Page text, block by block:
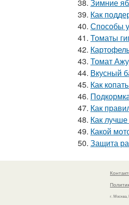
38. Зимние
39. Как
40. Способы
41. Томаты
42.
43. Томат
44. Вкусный
45. Как
46.
47. Как
48. Как
49. Какой
50. Защита
г.